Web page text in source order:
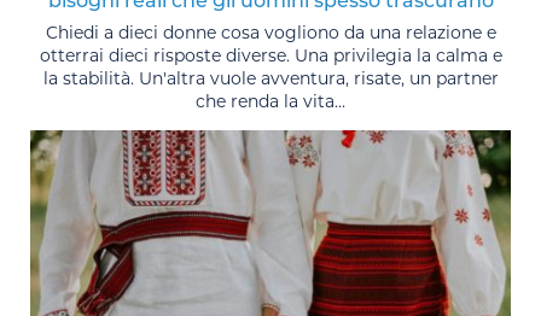
Chiedi a dieci donne cosa vogliono da una relazione e
otterrai dieci risposte diverse. Una privilegia la calma e
la stabilità. Un'altra vuole avventura, risate, un partner
che renda la vita...